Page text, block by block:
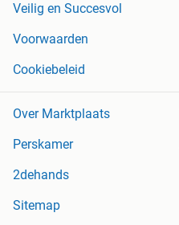
Veilig en Succesvol
Voorwaarden
Cookiebeleid
Over Marktplaats
Perskamer
2dehands
Sitemap